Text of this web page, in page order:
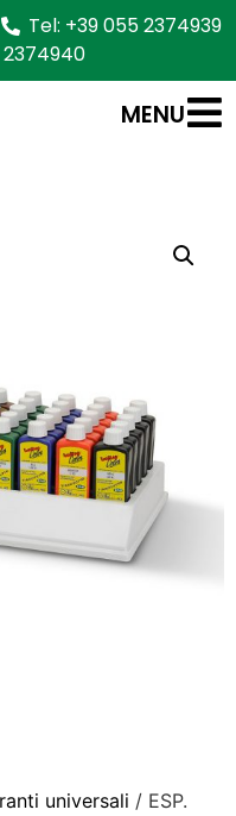
Tel: +39 055 2374939
2374940
MENU
universali / ESP.